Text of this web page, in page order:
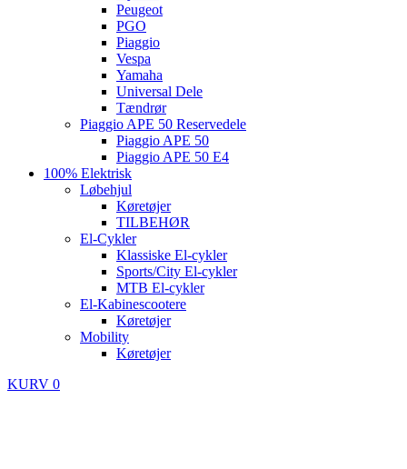
Peugeot
PGO
Piaggio
Vespa
Yamaha
Universal Dele
Tændrør
Piaggio APE 50 Reservedele
Piaggio APE 50
Piaggio APE 50 E4
100% Elektrisk
Løbehjul
Køretøjer
TILBEHØR
El-Cykler
Klassiske El-cykler
Sports/City El-cykler
MTB El-cykler
El-Kabinescootere
Køretøjer
Mobility
Køretøjer
KURV 0